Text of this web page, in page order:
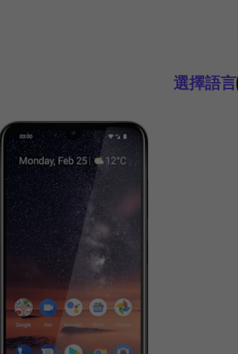
選擇語言